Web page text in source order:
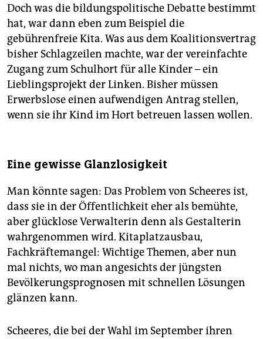
Doch was die bildungspolitische Debatte bestimmt
hat, war dann eben zum Beispiel die
gebührenfreie Kita. Was aus dem Koalitionsvertrag
bisher Schlagzeilen machte, war der vereinfachte
Zugang zum Schulhort für alle Kinder – ein
Lieblingsprojekt der Linken. Bisher müssen
Erwerbslose einen aufwendigen Antrag stellen,
wenn sie ihr Kind im Hort betreuen lassen wollen.
Eine gewisse Glanzlosigkeit
Man könnte sagen: Das Problem von Scheeres ist,
dass sie in der Öffentlichkeit eher als bemühte,
aber glücklose Verwalterin denn als Gestalterin
wahrgenommen wird. Kitaplatzausbau,
Fachkräftemangel: Wichtige Themen, aber nun
mal nichts, wo man angesichts der jüngsten
Bevölkerungsprognosen mit schnellen Lösungen
glänzen kann.
Scheeres, die bei der Wahl im September ihren